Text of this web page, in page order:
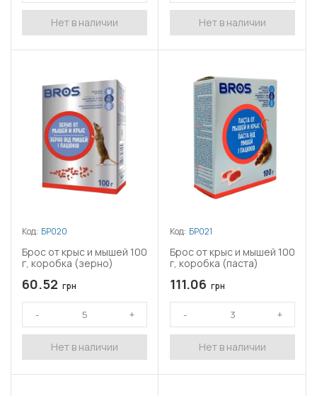
Нет в наличии Нет в наличии
Код: БР020
Брос от крыс и мышей 100
г, коробка (зерно)
60.52 грн
Нет в наличии
Код: БР021
Брос от крыс и мышей 100
г, коробка (паста)
111.06 грн
Нет в наличии